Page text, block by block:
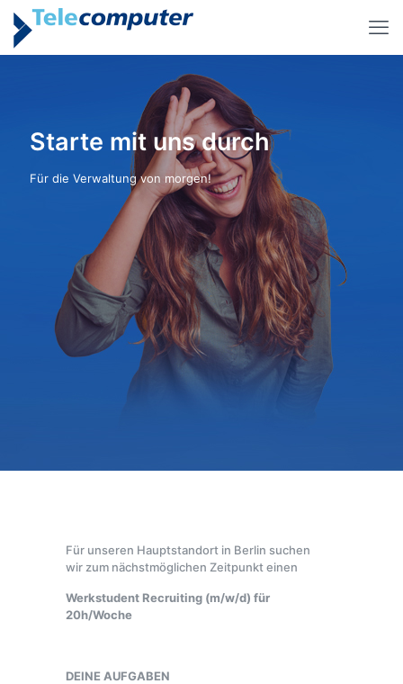
Starte mit uns durch
Für die Verwaltung von morgen!
Für unseren Hauptstandort in Berlin suchen
wir zum nächstmöglichen Zeitpunkt einen
Werkstudent Recruiting (m/w/d) für
20h/Woche
DEINE AUFGABEN